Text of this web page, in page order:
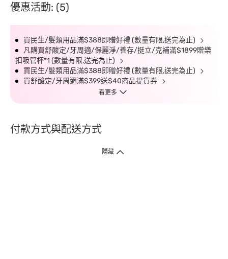
優惠活動: (5)
買民生/髮類用品滿$388即贈好禮 (數量有限,送完為止)
凡購買舒酸定/牙周適/保麗淨/善存/挺立/克補滿$1899贈樂
扣吸管杯*1 (數量有限,送完為止)
買民生/髮類用品滿$388即贈好禮 (數量有限,送完為止)
買舒酸定/牙周適滿$399送$40商品提貨券
看更多
付款方式與配送方式
隱藏